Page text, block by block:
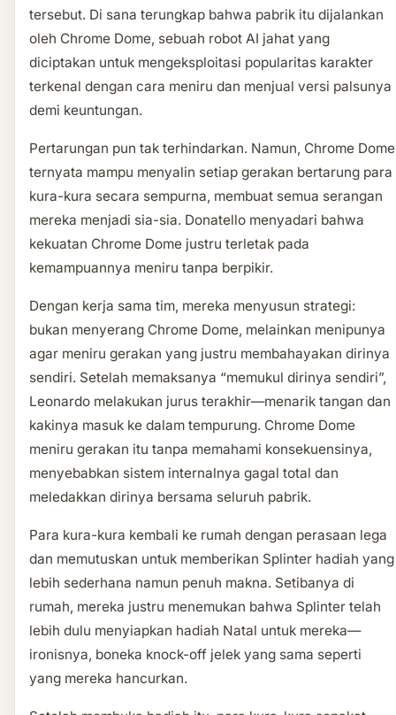
tersebut. Di sana terungkap bahwa pabrik itu dijalankan
oleh Chrome Dome, sebuah robot AI jahat yang
diciptakan untuk mengeksploitasi popularitas karakter
terkenal dengan cara meniru dan menjual versi palsunya
demi keuntungan.
Pertarungan pun tak terhindarkan. Namun, Chrome Dome
ternyata mampu menyalin setiap gerakan bertarung para
kura-kura secara sempurna, membuat semua serangan
mereka menjadi sia-sia. Donatello menyadari bahwa
kekuatan Chrome Dome justru terletak pada
kemampuannya meniru tanpa berpikir.
Dengan kerja sama tim, mereka menyusun strategi:
bukan menyerang Chrome Dome, melainkan menipunya
agar meniru gerakan yang justru membahayakan dirinya
sendiri. Setelah memaksanya “memukul dirinya sendiri”,
Leonardo melakukan jurus terakhir—menarik tangan dan
kakinya masuk ke dalam tempurung. Chrome Dome
meniru gerakan itu tanpa memahami konsekuensinya,
menyebabkan sistem internalnya gagal total dan
meledakkan dirinya bersama seluruh pabrik.
Para kura-kura kembali ke rumah dengan perasaan lega
dan memutuskan untuk memberikan Splinter hadiah yang
lebih sederhana namun penuh makna. Setibanya di
rumah, mereka justru menemukan bahwa Splinter telah
lebih dulu menyiapkan hadiah Natal untuk mereka—
ironisnya, boneka knock-off jelek yang sama seperti
yang mereka hancurkan.